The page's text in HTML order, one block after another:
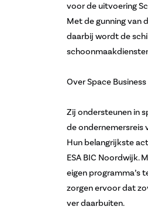
voor de uitvoering
Met de gunning van
daarbij wordt de
Over Space
Zij ondersteunen in
de ondernemersreis
Hun belangrijkste
ESA BIC Noordwijk.
eigen programma’s
zorgen ervoor dat
ver daarbuiten.